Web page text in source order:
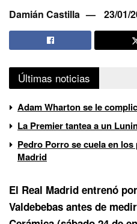
Damián Castilla 23/01/
Últimas noticias
Adam Wharton se le
La Premier tantea a un
Pedro Porro se cuela en
Madrid
El Real Madrid entrenó
Valdebebas antes de